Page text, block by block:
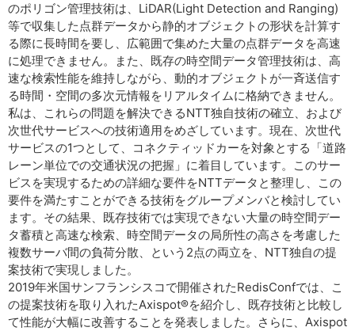
のポリゴン管理技術は、LiDAR(Light Detection and Ranging)
等で収集した点群データから静的オブジェクトの形状を計算す
る際に長時間を要し、広範囲で集めた大量の点群データを高速
に処理できません。また、既存の時空間データ管理技術は、高
速な検索性能を維持しながら、動的オブジェクトが一斉送信す
る時間・空間の多次元情報をリアルタイムに格納できません。
私は、これらの問題を解決できるNTT独自技術の確立、および
次世代サービスへの技術適用をめざしています。現在、次世代
サービスの1つとして、コネクティッドカーを対象とする「道路
レーン単位での交通状況の把握」に着目しています。このサー
ビスを実現するための詳細な要件をNTTデータと整理し、この
要件を満たすことができる技術をグループメンバと検討してい
ます。その結果、既存技術では実現できない大量の時空間デー
タ蓄積と高速な検索、時空間データの局所性の高さを考慮した
複数サーバ間の負荷分散、という2点の両立を、NTT独自の提
案技術で実現しました。
2019年米国サンフランシスコで開催されたRedisConfでは、こ
の提案技術を取り入れたAxispot®を紹介し、既存技術と比較し
て性能が大幅に改善することを発表しました。さらに、Axispot